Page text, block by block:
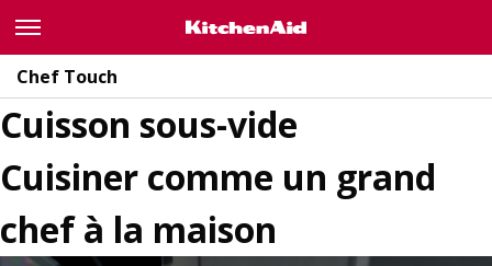
Chef Touch
Caractéristiques principalesGammes Chef Touch
Galerie
Caractéristiques principales
Gammes Chef Touch
Galerie
Cuisson sous-vide
Cuisiner comme un grand
chef à la maison